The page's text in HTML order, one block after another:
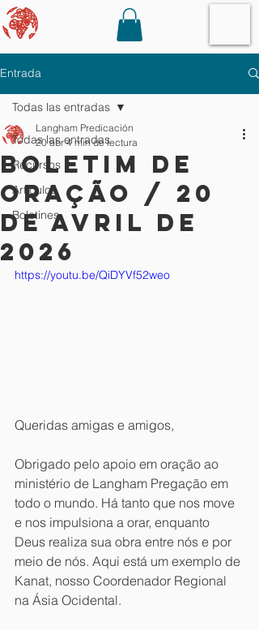
Entrada
Todas las entradas
Recursos
Artículos
Boletines
Todas las entradas
boletim de
oração / 20
DE AVRIL DE
2026
Langham Predicación
20 abr 4 min de lectura
https://youtu.be/QiDYVf52weo
Queridas amigas e amigos,
Obrigado pelo apoio em oração ao
ministério de Langham Pregação em
todo o mundo. Há tanto que nos move
e nos impulsiona a orar, enquanto
Deus realiza sua obra entre nós e por
meio de nós. Aqui está um exemplo de
Kanat, nosso Coordenador Regional
na Ásia Ocidental.